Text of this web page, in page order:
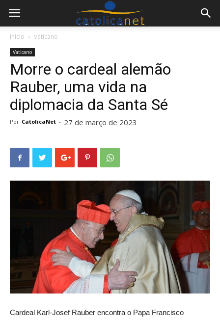
Início Vaticano
Vaticano
Morre o cardeal alemão
Rauber, uma vida na
diplomacia da Santa Sé
Por CatolicaNet - 27 de março de 2023
Cardeal Karl-Josef Rauber encontra o Papa Francisco